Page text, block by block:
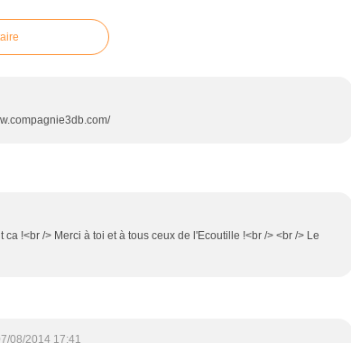
ca !<br /> Merci à toi et à tous ceux de l'Ecoutille !<br /> <br /> Le
08/2014 17:41